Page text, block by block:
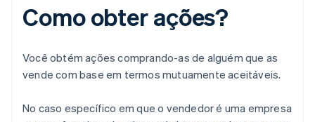
Como obter ações?
Você obtém ações comprando-as de alguém que as
vende com base em termos mutuamente aceitáveis.
No caso específico em que o vendedor é uma empresa